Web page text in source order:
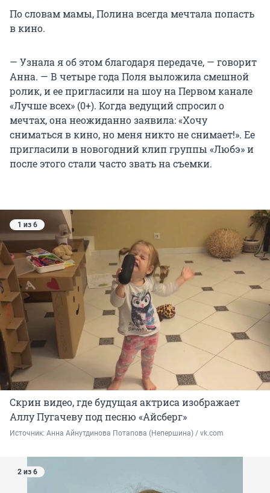
По словам мамы, Полина всегда мечтала попасть
в кино.
— Узнала я об этом благодаря передаче, — говорит
Анна. — В четыре года Поля выложила смешной
ролик, и ее пригласили на шоу на Первом канале
«Лучше всех» (0+). Когда ведущий спросил о
мечтах, она неожиданно заявила: «Хочу
сниматься в кино, но меня никто не снимает!». Ее
пригласили в новогодний клип группы «Любэ» и
после этого стали часто звать на съемки.
1 из 6
Скрин видео, где будущая актриса изображает
Аллу Пугачеву под песню «Айсберг»
Источник: Анна Айнутдинова Потапова (Непершина) / vk.com
2 из 6